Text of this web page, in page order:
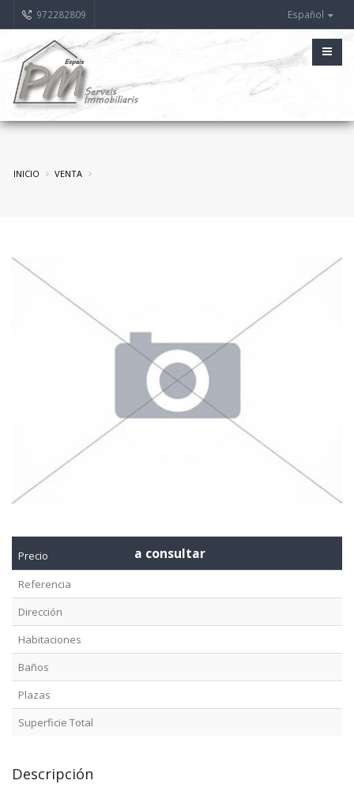
972282809 Español
INICIO VENTA
Precio a consultar
Referencia
Dirección
Habitaciones
Baños
Plazas
Superficie Total
Descripción